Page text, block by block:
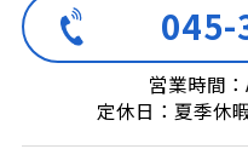
045-
営業時間
定休日：夏季休